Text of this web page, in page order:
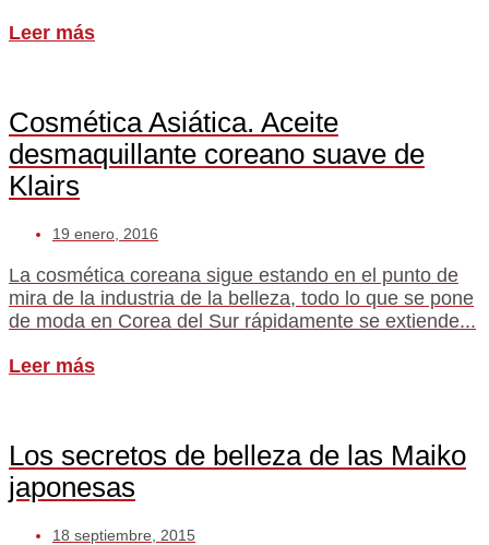
Leer más
Cosmética Asiática. Aceite
desmaquillante coreano suave de
Klairs
19 enero, 2016
La cosmética coreana sigue estando en el punto de
mira de la industria de la belleza, todo lo que se pone
de moda en Corea del Sur rápidamente se extiende...
Leer más
Los secretos de belleza de las Maiko
japonesas
18 septiembre, 2015